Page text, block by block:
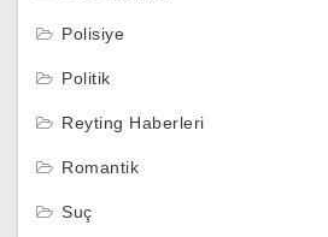
Polisiye
Politik
Reyting Haberleri
Romantik
Suç